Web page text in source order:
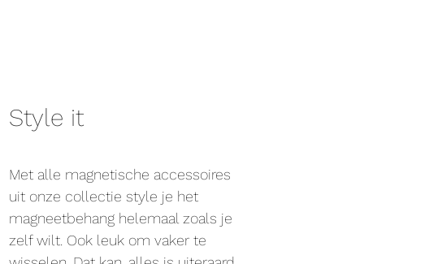
Style it
Met alle magnetische accessoires
uit onze collectie style je het
magneetbehang helemaal zoals je
zelf wilt. Ook leuk om vaker te